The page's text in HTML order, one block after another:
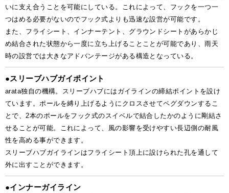
いに支え合うことを可能にしている。これによって、フックを一つ一
つはめる必要がないのでフック式よりも迅速な設営が可能です。
また、フライシート、インナーテント、グラウンドシートがあらかじ
め結合された状態から一度に立ち上げることことが可能であり、雨天
時の設営では大きなアドバンテージがある構造となっている。
●スリーブハブガイポイント
arata独自の機構。スリーブハブにはガイラインの締結ポイントを設け
ています。ポールを縛り上げるようにクロスさせてペグダウンするこ
とで、2本のポールをフック式のスイベルで結合したかのように剛結さ
せることが可能。これによって、風の影響を受けやすい長辺側の耐風
性を高める事ができます。
スリーブハブガイラインはフライシート頂上に設けられた孔を通して
外に出すことができます。
●インナーガイライン